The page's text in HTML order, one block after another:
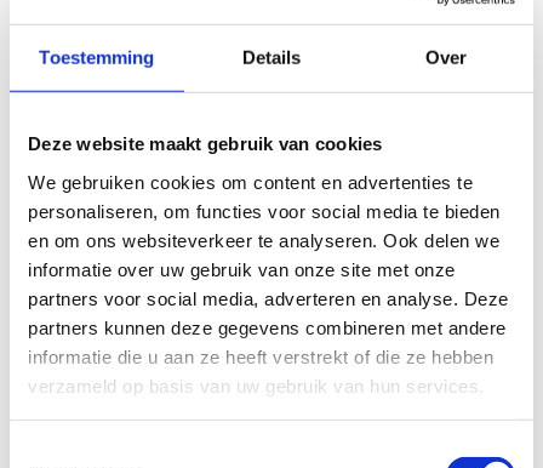
Toestemming Details Over
Deze website maakt gebruik van cookies
We gebruiken cookies om content en advertenties te
personaliseren, om functies voor social media te bieden
en om ons websiteverkeer te analyseren. Ook delen we
informatie over uw gebruik van onze site met onze
partners voor social media, adverteren en analyse. Deze
partners kunnen deze gegevens combineren met andere
informatie die u aan ze heeft verstrekt of die ze hebben
verzameld op basis van uw gebruik van hun services.
Geef aan tot welk domein jouw vraag behoort
KIES EEN DOMEIN
Jouw vraag